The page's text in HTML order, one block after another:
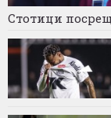
Стотици